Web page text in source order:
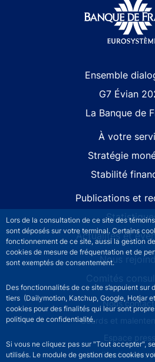
Lors de la consultation de ce site des
sont déposés sur votre terminal. Certains
fonctionnement de ce site, aussi la gestion
cookies de mesure de fréquentation et de
sont exemptés de consentement.
Des fonctionnalités de ce site s’appuient sur
tiers (Dailymotion, Katchup, Google, Hotjar
cookies pour des finalités qui leur sont
politique de confidentialité.
Si vous ne cliquez pas sur "Tout accepter",
utilisés. Le module de gestion des cookies
Ensemble
G7 Évian
La Banque de
À votre
Stratégie
Stabilité
Publications et
Actualités et
Nous
Comités
Footer secondary menu
Nous
Sourds et
Espace
La direction des